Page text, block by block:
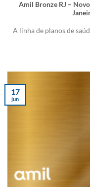
Amil Bronze RJ –
A linha de planos de
17
jun